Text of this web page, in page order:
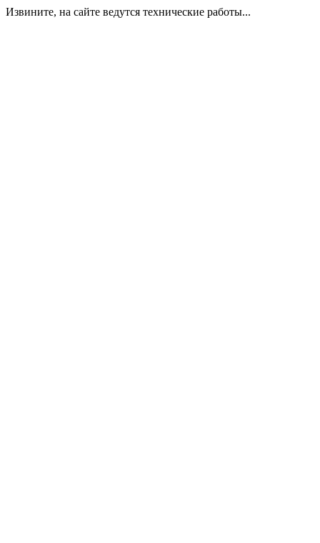
Извините, на сайте ведутся технические работы...